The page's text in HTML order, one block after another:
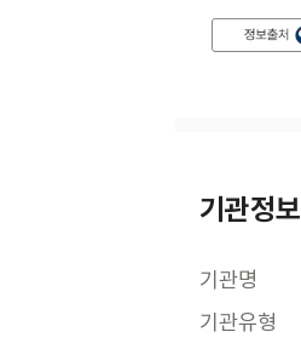
기관정보
기관명
기관유형